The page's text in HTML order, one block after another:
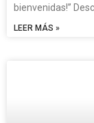
bienvenidas!”
LEER MÁS »